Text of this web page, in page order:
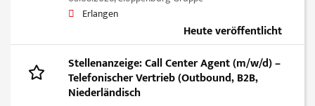
Erlangen
Heute veröffentlicht
Stellenanzeige: Call Center Agent (m/w/d) –
Telefonischer Vertrieb (Outbound, B2B,
Niederländisch